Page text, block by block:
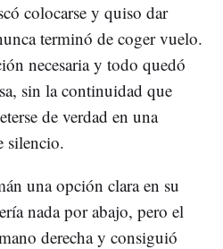
colocarse y quiso dar
terminó de coger vuelo.
necesaria y todo quedó
sin la continuidad que
de verdad en una
silencio.
una opción clara en su
nada por abajo, pero el
derecha y consiguió